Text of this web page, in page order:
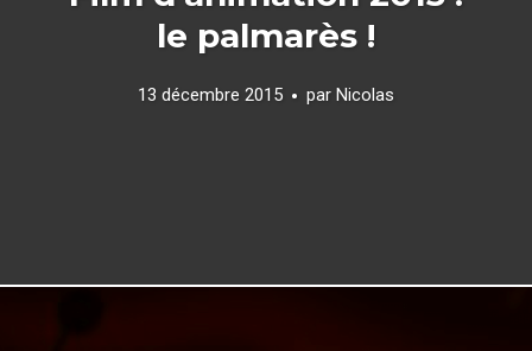
le palmarès !
13 décembre 2015 par Nicolas